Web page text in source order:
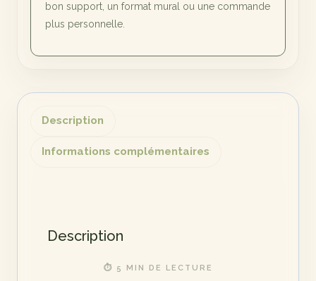
bon support, un format mural ou une commande
plus personnelle.
Description
Informations complémentaires
Description
⏱ 5 MIN DE LECTURE